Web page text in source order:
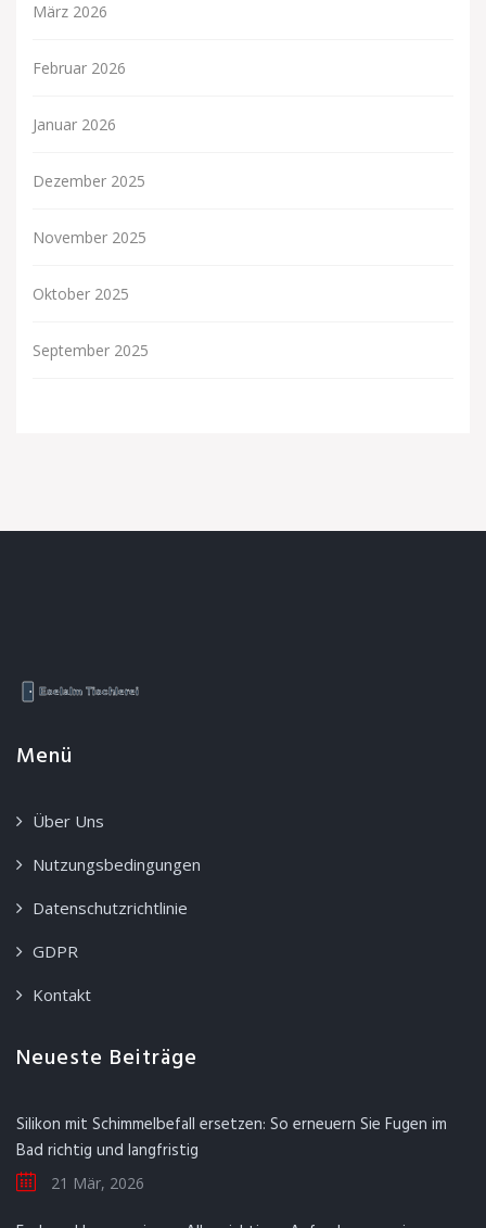
März 2026
Februar 2026
Januar 2026
Dezember 2025
November 2025
Oktober 2025
September 2025
Menü
Über Uns
Nutzungsbedingungen
Datenschutzrichtlinie
GDPR
Kontakt
Neueste Beiträge
Silikon mit Schimmelbefall ersetzen: So erneuern Sie Fugen im
Bad richtig und langfristig
21 Mär, 2026